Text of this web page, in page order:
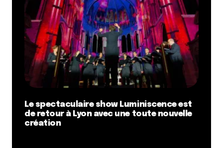
Le spectaculaire show Luminiscence est
de retour à Lyon avec une toute nouvelle
création